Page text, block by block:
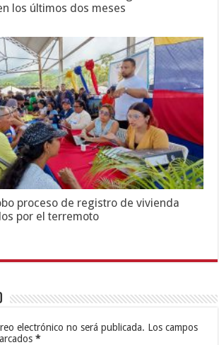
los últimos dos meses
proceso de registro de vivienda
por el terremoto
electrónico no será publicada. Los campos
*